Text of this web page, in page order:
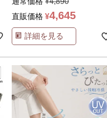
直販価格 ¥4,645
詳細を見る